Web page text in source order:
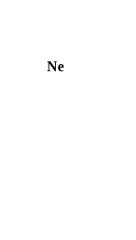
Ne